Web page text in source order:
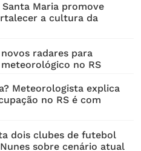
Maria promove
a cultura da
radares para
no RS
Meteorologista explica
no RS é com
dois clubes de futebol
sobre cenário atual